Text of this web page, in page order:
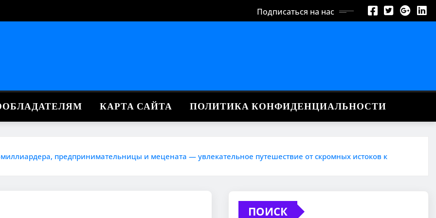
Подписаться на нас
КАРТА САЙТА ПОЛИТИКА КОНФИДЕНЦИАЛЬНОСТИ
предпринимательницы и мецената — увлекательное путешествие от скромных истоков к
ПОИСК